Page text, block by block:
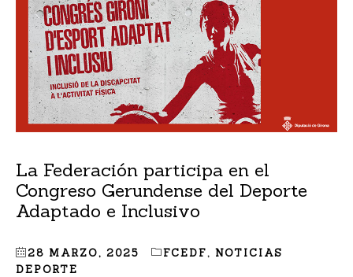
La Federación participa en el
Congreso Gerundense del Deporte
Adaptado e Inclusivo
28 MARZO, 2025 FCEDF, NOTICIAS
DEPORTE